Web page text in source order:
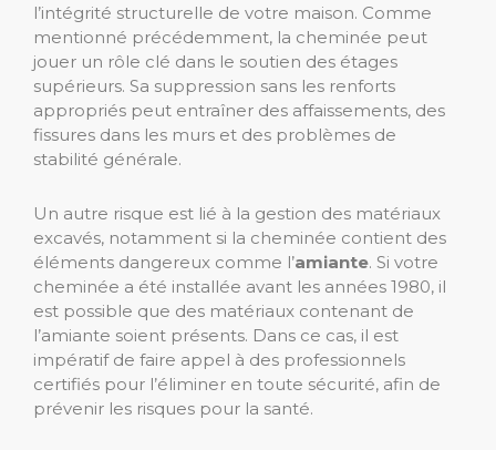
l’intégrité structurelle de votre maison. Comme
mentionné précédemment, la cheminée peut
jouer un rôle clé dans le soutien des étages
supérieurs. Sa suppression sans les renforts
appropriés peut entraîner des affaissements, des
fissures dans les murs et des problèmes de
stabilité générale.
Un autre risque est lié à la gestion des matériaux
excavés, notamment si la cheminée contient des
éléments dangereux comme l’amiante. Si votre
cheminée a été installée avant les années 1980, il
est possible que des matériaux contenant de
l’amiante soient présents. Dans ce cas, il est
impératif de faire appel à des professionnels
certifiés pour l’éliminer en toute sécurité, afin de
prévenir les risques pour la santé.